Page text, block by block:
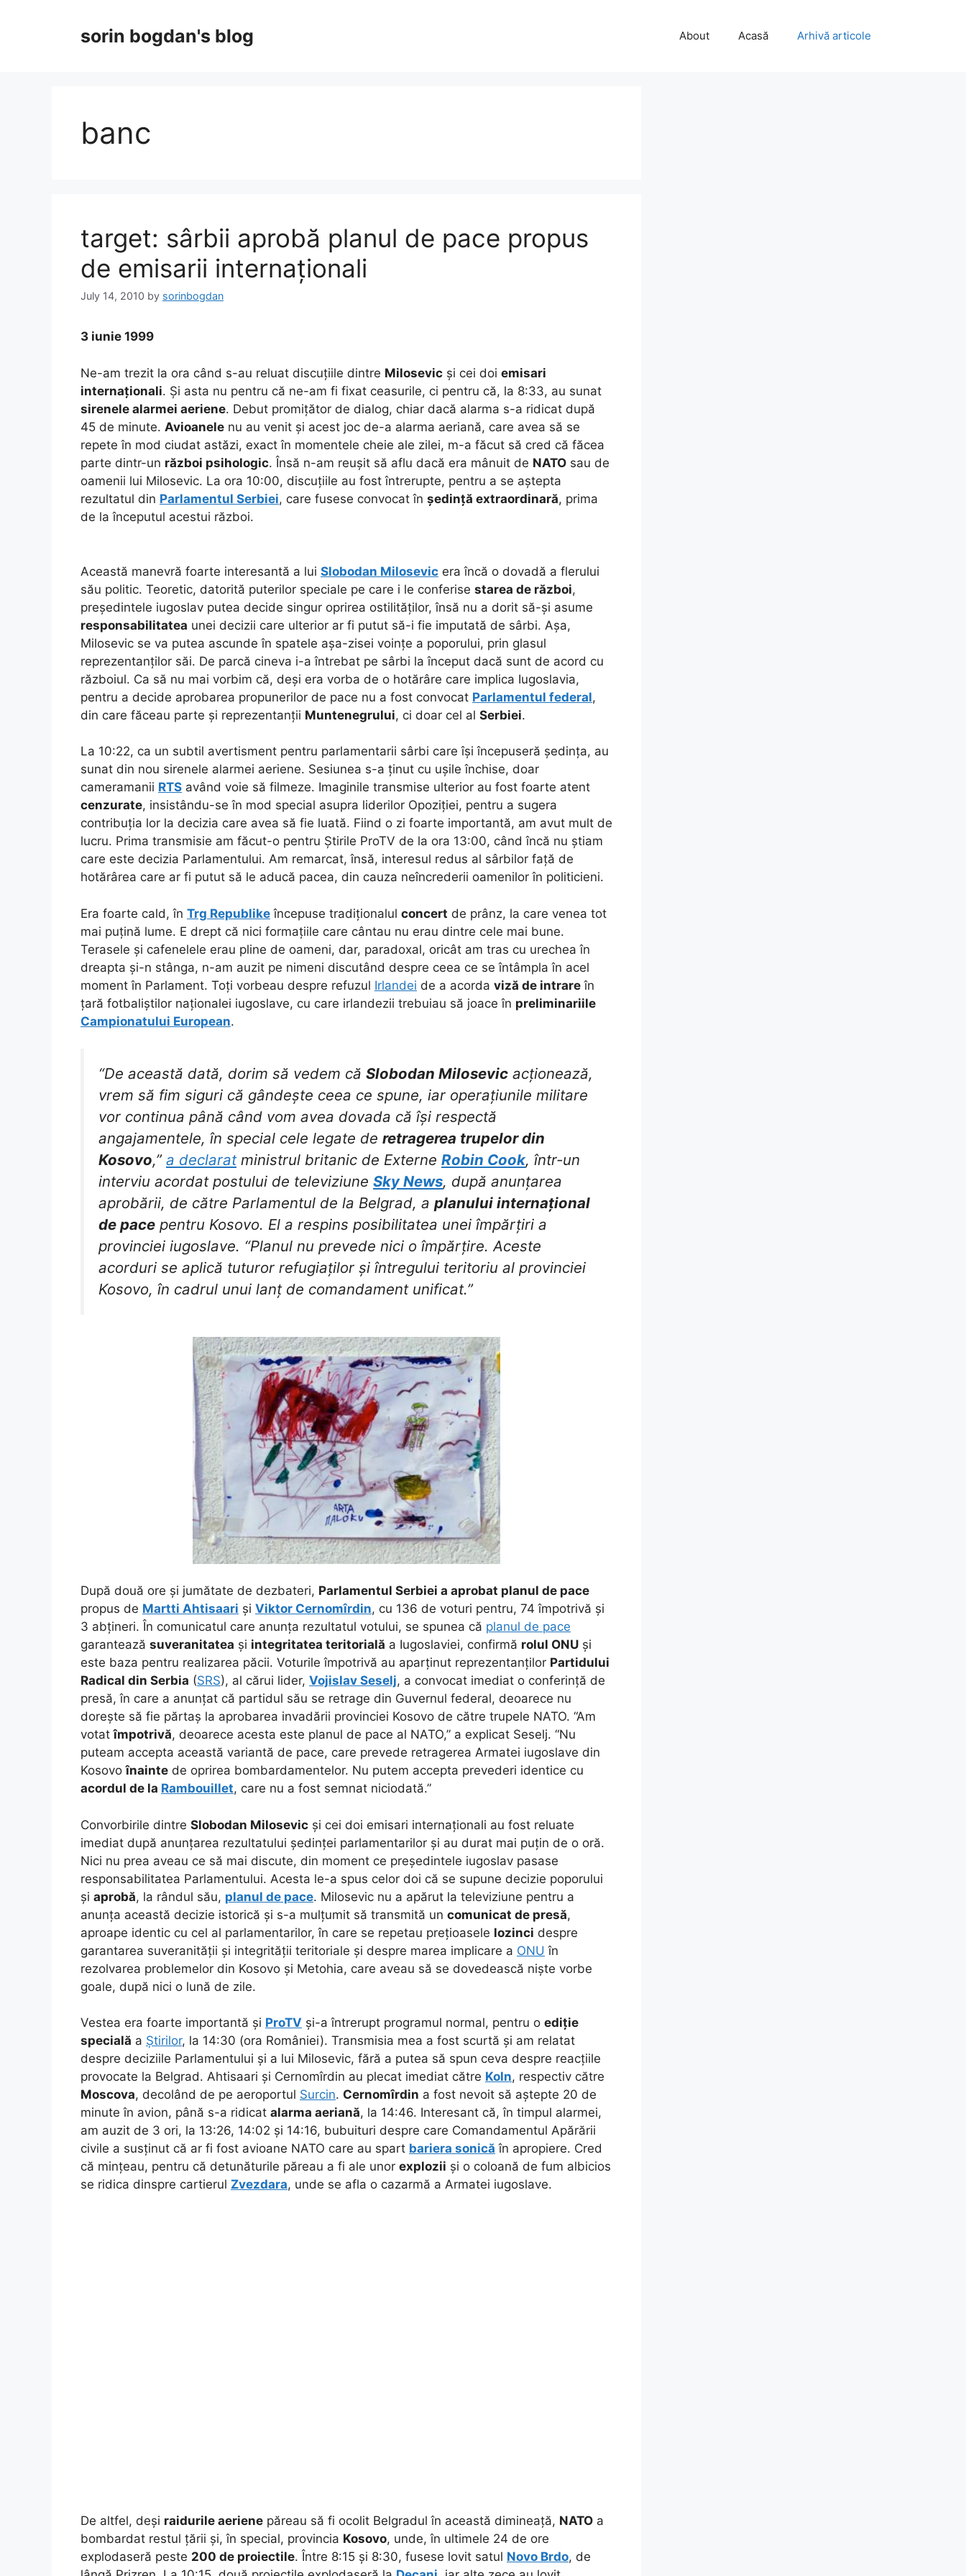
sorin bogdan's blog About Acasă Arhivă articole
banc
target: sârbii aprobă planul de pace propus
de emisarii internaționali
July 14, 2010 by sorinbogdan
3 iunie 1999
Ne-am trezit la ora când s-au reluat discuțiile dintre Milosevic și cei doi emisari
internaționali. Și asta nu pentru că ne-am fi fixat ceasurile, ci pentru că, la 8:33, au sunat
sirenele alarmei aeriene. Debut promițător de dialog, chiar dacă alarma s-a ridicat după
45 de minute. Avioanele nu au venit și acest joc de-a alarma aeriană, care avea să se
repete în mod ciudat astăzi, exact în momentele cheie ale zilei, m-a făcut să cred că făcea
parte dintr-un război psihologic. Însă n-am reușit să aflu dacă era mânuit de NATO sau de
oamenii lui Milosevic. La ora 10:00, discuțiile au fost întrerupte, pentru a se aștepta
rezultatul din Parlamentul Serbiei, care fusese convocat în ședință extraordinară, prima
de la începutul acestui război.
Această manevră foarte interesantă a lui Slobodan Milosevic era încă o dovadă a flerului
său politic. Teoretic, datorită puterilor speciale pe care i le conferise starea de război,
președintele iugoslav putea decide singur oprirea ostilităților, însă nu a dorit să-și asume
responsabilitatea unei decizii care ulterior ar fi putut să-i fie imputată de sârbi. Așa,
Milosevic se va putea ascunde în spatele așa-zisei voințe a poporului, prin glasul
reprezentanților săi. De parcă cineva i-a întrebat pe sârbi la început dacă sunt de acord cu
războiul. Ca să nu mai vorbim că, deși era vorba de o hotărâre care implica Iugoslavia,
pentru a decide aprobarea propunerilor de pace nu a fost convocat Parlamentul federal,
din care făceau parte și reprezentanții Muntenegrului, ci doar cel al Serbiei.
La 10:22, ca un subtil avertisment pentru parlamentarii sârbi care își începuseră ședința, au
sunat din nou sirenele alarmei aeriene. Sesiunea s-a ținut cu ușile închise, doar
cameramanii RTS având voie să filmeze. Imaginile transmise ulterior au fost foarte atent
cenzurate, insistându-se în mod special asupra liderilor Opoziției, pentru a sugera
contribuția lor la decizia care avea să fie luată. Fiind o zi foarte importantă, am avut mult de
lucru. Prima transmisie am făcut-o pentru Știrile ProTV de la ora 13:00, când încă nu știam
care este decizia Parlamentului. Am remarcat, însă, interesul redus al sârbilor față de
hotărârea care ar fi putut să le aducă pacea, din cauza neîncrederii oamenilor în politicieni.
Era foarte cald, în Trg Republike începuse tradiționalul concert de prânz, la care venea tot
mai puțină lume. E drept că nici formațiile care cântau nu erau dintre cele mai bune.
Terasele și cafenelele erau pline de oameni, dar, paradoxal, oricât am tras cu urechea în
dreapta și-n stânga, n-am auzit pe nimeni discutând despre ceea ce se întâmpla în acel
moment în Parlament. Toți vorbeau despre refuzul Irlandei de a acorda viză de intrare în
țară fotbaliștilor naționalei iugoslave, cu care irlandezii trebuiau să joace în preliminariile
Campionatului European.
“De această dată, dorim să vedem că Slobodan Milosevic acționează,
vrem să fim siguri că gândește ceea ce spune, iar operațiunile militare
vor continua până când vom avea dovada că își respectă
angajamentele, în special cele legate de retragerea trupelor din
Kosovo,” a declaratministrul britanic de Externe Robin Cook, într-un
interviu acordat postului de televiziune Sky News, după anunțarea
aprobării, de către Parlamentul de la Belgrad, a planului internațional
de pace pentru Kosovo. El a respins posibilitatea unei împărțiri a
provinciei iugoslave. “Planul nu prevede nici o împărțire. Aceste
acorduri se aplică tuturor refugiaților și întregului teritoriu al provinciei
Kosovo, în cadrul unui lanț de comandament unificat.”
După două ore și jumătate de dezbateri, Parlamentul Serbiei a aprobat planul de pace
propus de Martti Ahtisaari și Viktor Cernomîrdin, cu 136 de voturi pentru, 74 împotrivă și
3 abțineri. În comunicatul care anunța rezultatul votului, se spunea că planul de pace
garantează suveranitatea și integritatea teritorială a Iugoslaviei, confirmă rolul ONU și
este baza pentru realizarea păcii. Voturile împotrivă au aparținut reprezentanților Partidului
Radical din Serbia (SRS), al cărui lider, Vojislav Seselj, a convocat imediat o conferință de
presă, în care a anunțat că partidul său se retrage din Guvernul federal, deoarece nu
dorește să fie părtaș la aprobarea invadării provinciei Kosovo de către trupele NATO. “Am
votatîmpotrivă, deoarece acesta este planul de pace al NATO,” a explicat Seselj. “Nu
puteam accepta această variantă de pace, care prevede retragerea Armatei iugoslave din
Kosovoînainte de oprirea bombardamentelor. Nu putem accepta prevederi identice cu
acordul de la Rambouillet, care nu a fost semnat niciodată.”
Convorbirile dintre Slobodan Milosevic și cei doi emisari internaționali au fost reluate
imediat după anunțarea rezultatului ședinței parlamentarilor și au durat mai puțin de o oră.
Nici nu prea aveau ce să mai discute, din moment ce președintele iugoslav pasase
responsabilitatea Parlamentului. Acesta le-a spus celor doi că se supune decizie poporului
și aprobă, la rândul său, planul de pace. Milosevic nu a apărut la televiziune pentru a
anunța această decizie istorică și s-a mulțumit să transmită un comunicat de presă,
aproape identic cu cel al parlamentarilor, în care se repetau prețioasele lozinci despre
garantarea suveranității și integrității teritoriale și despre marea implicare a ONU în
rezolvarea problemelor din Kosovo și Metohia, care aveau să se dovedească niște vorbe
goale, după nici o lună de zile.
Vestea era foarte importantă și ProTV și-a întrerupt programul normal, pentru o ediție
specială a Știrilor, la 14:30 (ora României). Transmisia mea a fost scurtă și am relatat
despre deciziile Parlamentului și a lui Milosevic, fără a putea să spun ceva despre reacțiile
provocate la Belgrad. Ahtisaari și Cernomîrdin au plecat imediat către Koln, respectiv către
Moscova, decolând de pe aeroportul Surcin. Cernomîrdin a fost nevoit să aștepte 20 de
minute în avion, până s-a ridicat alarma aeriană, la 14:46. Interesant că, în timpul alarmei,
am auzit de 3 ori, la 13:26, 14:02 și 14:16, bubuituri despre care Comandamentul Apărării
civile a susținut că ar fi fost avioane NATO care au spart bariera sonică în apropiere. Cred
că mințeau, pentru că detunăturile păreau a fi ale unor explozii și o coloană de fum albicios
se ridica dinspre cartierul Zvezdara, unde se afla o cazarmă a Armatei iugoslave.
De altfel, deși raidurile aeriene păreau să fi ocolit Belgradul în această dimineață, NATO a
bombardat restul țării și, în special, provincia Kosovo, unde, în ultimele 24 de ore
explodaseră peste 200 de proiectile. Între 8:15 și 8:30, fusese lovit satul Novo Brdo, de